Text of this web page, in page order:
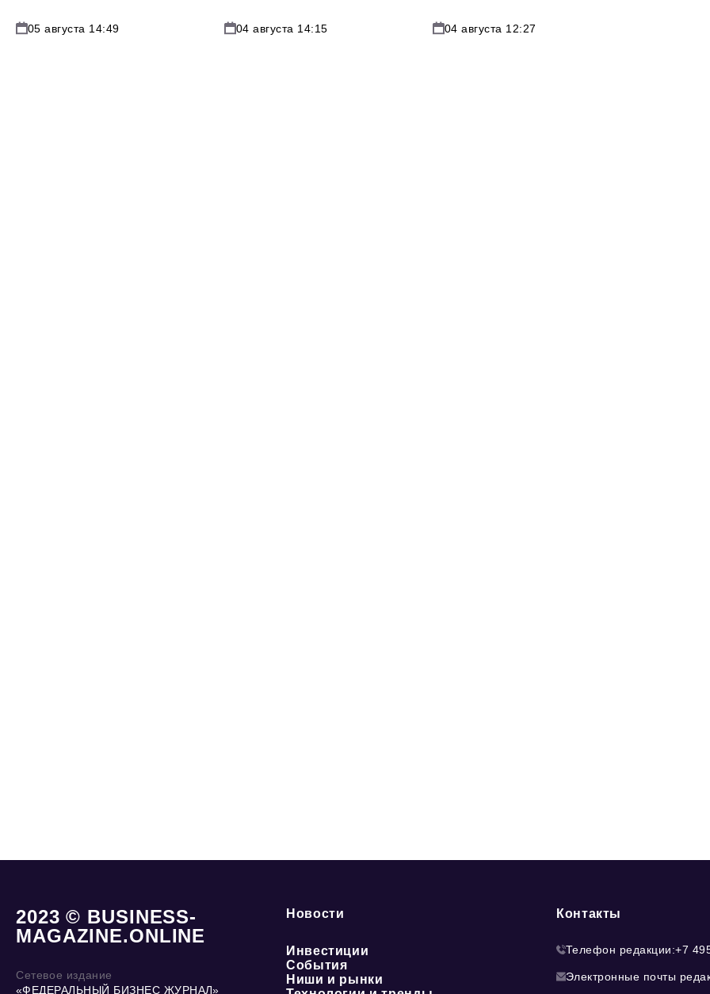
05 августа 14:49 04 августа 14:15 04 августа 12:27
2023 © BUSINESS-
MAGAZINE.ONLINE
Сетевое издание
«ФЕДЕРАЛЬНЫЙ БИЗНЕС ЖУРНАЛ»
Новости
Инвестиции
События
Ниши и рынки
Контакты
Телефон редакции:+7
Электронные почты